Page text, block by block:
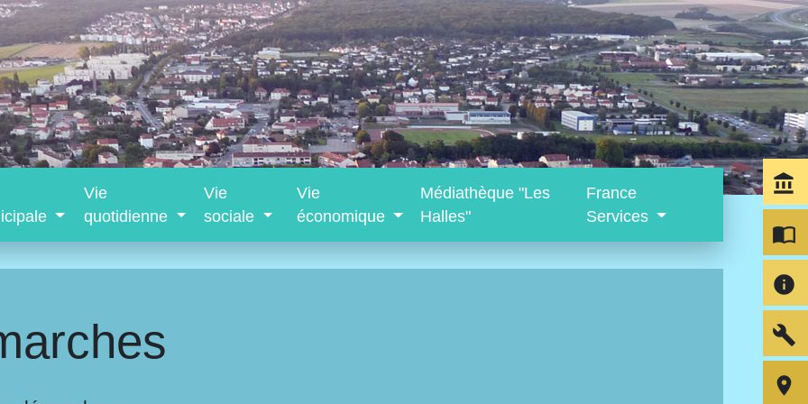
Vie
quotidienne
Vie
sociale
Vie
économique
Médiathèque "Les
Halles"
France
Services
account_balance
import_contacts
info
build
room